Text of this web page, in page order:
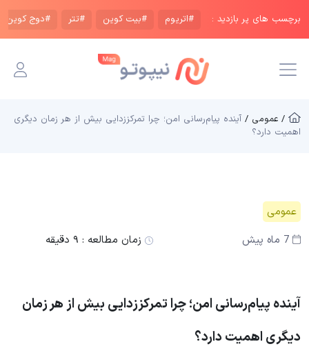
برچسب های پر بازدید : #اتریوم #بیت کوین #تتر #دوج کوین
/ عمومی / آینده پیام‌رسانی امن؛ چرا تمرکززدایی بیش از هر زمان دیگری
اهمیت دارد؟
عمومی
7 ماه پیش
زمان مطالعه : ۹ دقیقه
آینده پیام‌رسانی امن؛ چرا تمرکززدایی بیش از هر زمان
دیگری اهمیت دارد؟